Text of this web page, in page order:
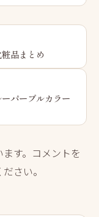
品まとめ
パープルカラー
す。コメントを
さい。